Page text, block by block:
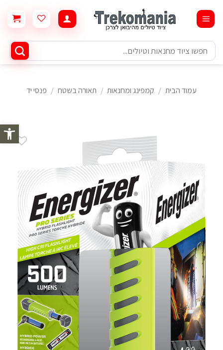
פתח
content
חיפוש
עבור:
עמוד הבית / קמפינג ומחנאות / תאורה בשטח / פנסי יד